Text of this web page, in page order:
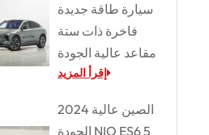
سيارة طاقة جديدة
فاخرة ذات ستة
مقاعد عالية الجودة
إقرأ المزيد
2024 الصين عالية
الجودة NIO ES6 5